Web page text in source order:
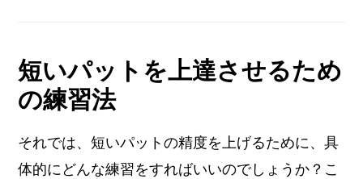
短いパットを上達させるため
の練習法
それでは、短いパットの精度を上げるために、具
体的にどんな練習をすればいいのでしょうか？こ